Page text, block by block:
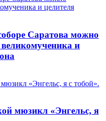
Саратова можно
и
мюзикл «Энгельс, я